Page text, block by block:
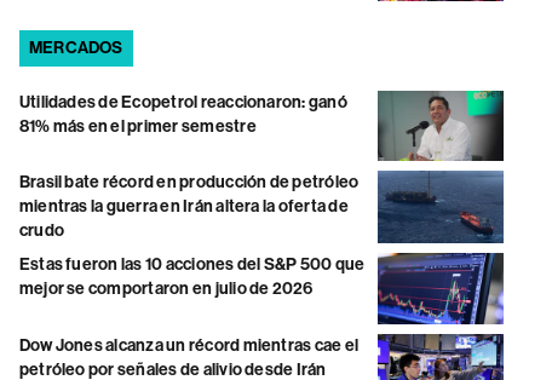
MERCADOS
Utilidades de Ecopetrol reaccionaron: ganó
81% más en el primer semestre
Brasil bate récord en producción de petróleo
mientras la guerra en Irán altera la oferta de
crudo
Estas fueron las 10 acciones del S&P 500 que
mejor se comportaron en julio de 2026
Dow Jones alcanza un récord mientras cae el
petróleo por señales de alivio desde Irán